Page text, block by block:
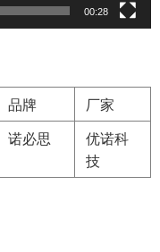
00:28
品牌
厂家
诺必思
优诺科
技